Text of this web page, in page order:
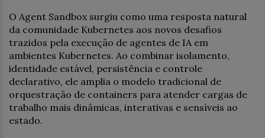
O Agent Sandbox surgiu como uma resposta natural
da comunidade Kubernetes aos novos desafios
trazidos pela execução de agentes de IA em
ambientes Kubernetes. Ao combinar isolamento,
identidade estável, persistência e controle
declarativo, ele amplia o modelo tradicional de
orquestração de containers para atender cargas de
trabalho mais dinâmicas, interativas e sensíveis ao
estado.